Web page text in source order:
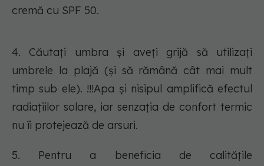
cremă cu SPF 50.
4. Căutați umbra și aveți grijă să utilizați
umbrele la plajă (și să rămână cât mai mult
timp sub ele). !!!Apa și nisipul amplifică efectul
radiațiilor solare, iar senzația de confort termic
nu îi protejează de arsuri.
5. Pentru a beneficia de calitățile